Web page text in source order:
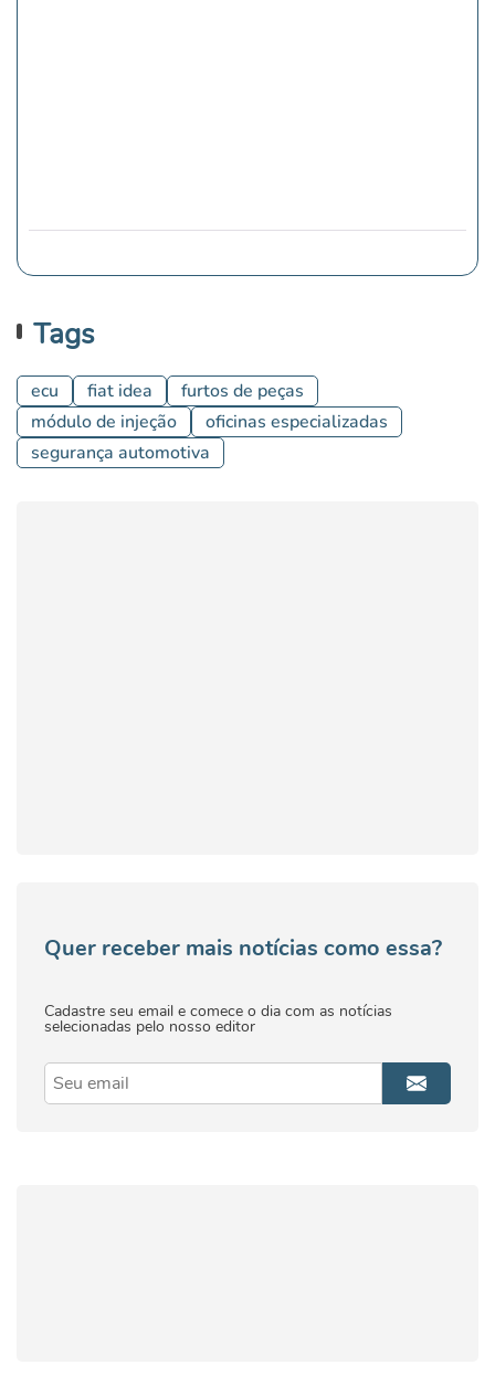
Tags
ecu fiat idea
furtos de peças
módulo de injeção
oficinas especializadas
segurança automotiva
Quer receber mais notícias como essa?
Cadastre seu email e comece o dia com as notícias
selecionadas pelo nosso editor